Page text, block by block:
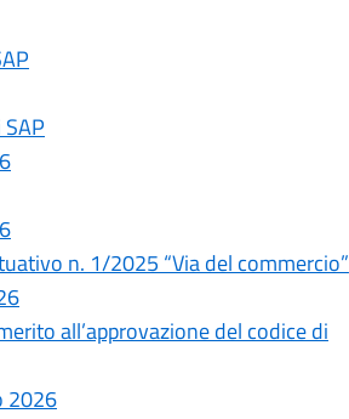
n. 1/2025 “Via del commercio”
all’approvazione del codice di
2026